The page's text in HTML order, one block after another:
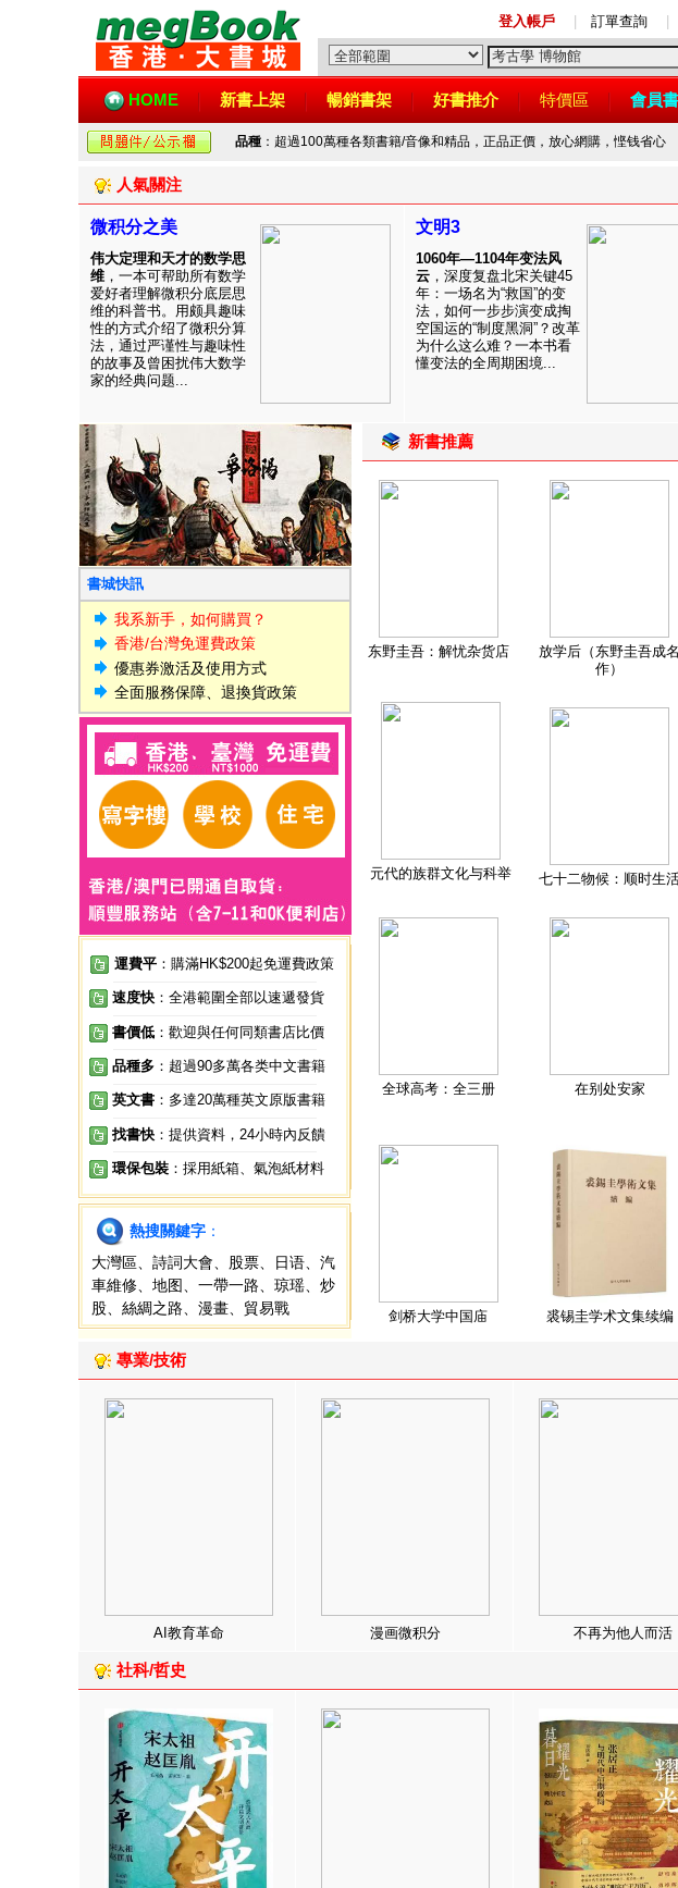
登入帳戶 訂單查詢
HOME 新書上架 暢銷書架 好書推介 特價區 會員
品種 ：超過100萬種各類書籍/音像和精品，正品正價，放心網購，悭钱省心
人氣關注
微积分之美
伟大定理和天才的数学思
维 ，一本可帮助所有数学
爱好者理解微积分底层思
维的科普书。用颇具趣味
性的方式介绍了微积分算
法，通过严谨性与趣味性
的故事及曾困扰伟大数学
家的经典问题...
文明3
1060年—1104年变法风
云 ，深度复盘北宋关键45
年：一场名为“救国”的变
法，如何一步步演变成掏
空国运的“制度黑洞”？改革
为什么这么难？一本书看
懂变法的全周期困境...
書城快訊
我系新手，如何購買？
香港/台灣免運費政策
優惠券激活及使用方式
全面服務保障、退換貨政策
運費平 ：購滿HK$200起免運費政策
速度快 ：全港範圍全部以速遞發貨
書價低 ：歡迎與任何同類書店比價
品種多 ：超過90多萬各类中文書籍
英文書 ：多達20萬種英文原版書籍
找書快 ：提供資料，24小時內反饋
環保包裝 ：採用紙箱、氣泡紙材料
熱搜關鍵字 ：
大灣區
詩詞大會 股票 日语
汽
車維修
地图 一帶一路 琼瑶
炒
股
絲綢之路 漫畫 貿易戰
新書推薦
东野圭吾：解忧杂货店
放学后（东野圭吾成名
作）
元代的族群文化与科举 七十二物候：顺时生
全球高考：全三册 在别处安家
剑桥大学中国庙 裘锡圭学术文集续编
專業/技術
AI教育革命 漫画微积分 不再为他人而活
社科/哲史